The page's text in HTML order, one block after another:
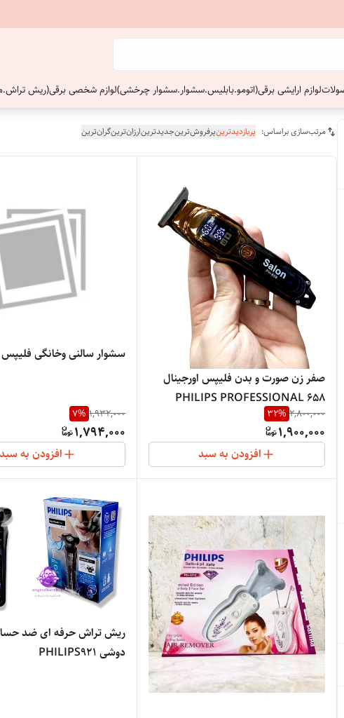
لوازم ارایشی برقی(اتومو.بابلیس.سشوار.سشوار چرخشی)لوازم شخصی برقی(ریش
مرتب‌سازی براساس: پربازدیدترینپرفروش‌ترینجدیدترینارزان‌ترینگران‌ترین
صفر زن صورت و بدن فلیپس اورجینال
PHILIPS PROFESSIONAL 658
2,800,000
32%
1,900,000
افزودن به سبد
سشوار سالنی وخانگی فلیپس
1,932,000
7%
1,794,000
افزودن به سبد
ریش تراش حرفه ای ضد
دوشی PHILIPS921